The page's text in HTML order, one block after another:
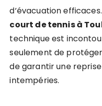
d’évacuation
court de tennis à
technique est
seulement de
de garantir une
intempéries.